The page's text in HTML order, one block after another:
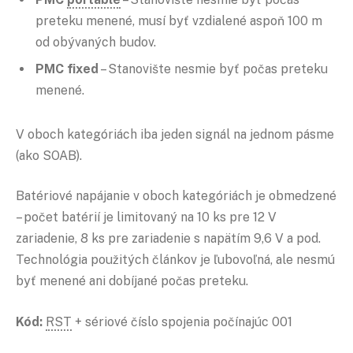
preteku menené, musí byť vzdialené aspoň 100 m
od obývaných budov.
PMC fixed – Stanovište nesmie byť počas preteku
menené.
V oboch kategóriách iba jeden signál na jednom pásme
(ako SOAB).
Batériové napájanie v oboch kategóriách je obmedzené
– počet batérií je limitovaný na 10 ks pre 12 V
zariadenie, 8 ks pre zariadenie s napätím 9,6 V a pod.
Technológia použitých článkov je ľubovoľná, ale nesmú
byť menené ani dobíjané počas preteku.
Kód: RST + sériové číslo spojenia počínajúc 001